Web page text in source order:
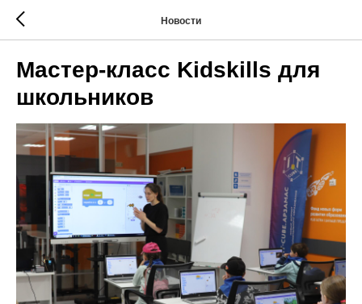
Новости
Мастер-класс Kidskills для
школьников